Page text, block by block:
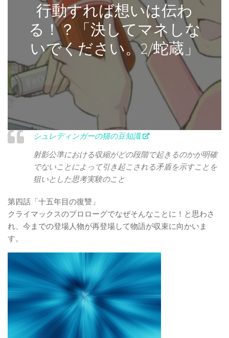
行動すれば想いは伝わ
る！？「決してマネしな
いでください。2/蛇蔵」
シュレディンガーの猫の豆知識
射影公準における収縮がどの段階で起きるのかが明確
でないことによって引き起こされる矛盾を示すことを
狙いとした思考実験のこと
第四話「十五年目の復讐」
クライマックスのプロローグでなぜそんなことに！と思わさ
れ、今までの登場人物が再登場して物語が収束に向かいま
す。